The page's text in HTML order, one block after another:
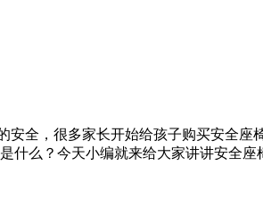
全，很多家长开始给孩子购买安全座
什么？今天小编就来给大家讲讲安全座